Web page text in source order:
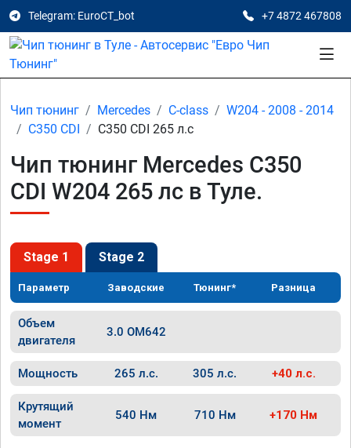
Telegram: EuroCT_bot +7 4872 467808
Чип тюнинг Mercedes C-class
W204 - 2008 - 2014
C350 CDI
C350 CDI 265 л.с
Чип тюнинг Mercedes C350
CDI W204 265 лс в Туле.
Stage 1 Stage 2
Параметр Заводские Тюнинг* Разница
Объем
двигателя
3.0 OM642
Мощность 265 л.с. 305 л.с. +40 л.с.
Крутящий
момент
540 Нм 710 Нм +170 Нм